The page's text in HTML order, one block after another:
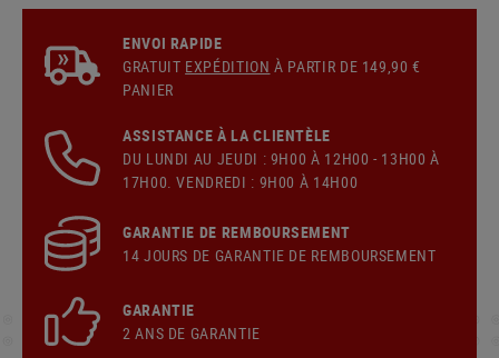
ENVOI RAPIDE
GRATUIT EXPÉDITION À PARTIR DE 149,90 €
PANIER
ASSISTANCE À LA CLIENTÈLE
DU LUNDI AU JEUDI : 9H00 À 12H00 - 13H00 À
17H00. VENDREDI : 9H00 À 14H00
GARANTIE DE REMBOURSEMENT
14 JOURS DE GARANTIE DE REMBOURSEMENT
GARANTIE
2 ANS DE GARANTIE